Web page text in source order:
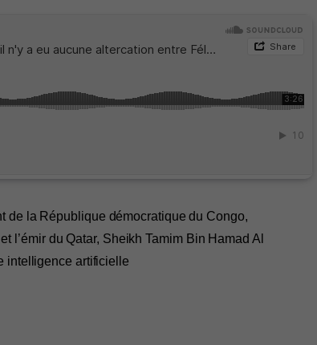
de la République démocratique du Congo,
l’émir du Qatar, Sheikh Tamim Bin Hamad Al
intelligence artificielle